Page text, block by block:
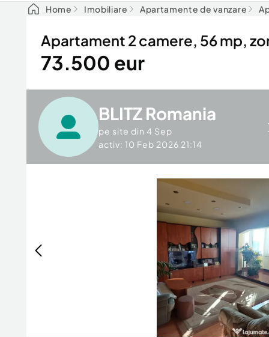
Home Imobiliare Apartamente de vanzare
Apartament 2 camere, 56 mp,
73.500 eur
BLITZ Romania
pe site din 4 Sep
activ: 10 Feb 2026 21:14